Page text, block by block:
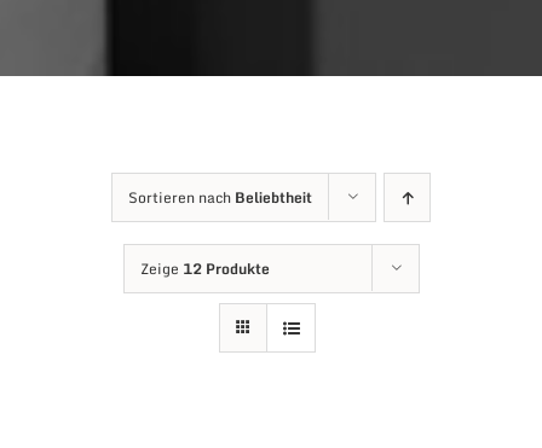
Sortieren nach Beliebtheit
Zeige 12 Produkte